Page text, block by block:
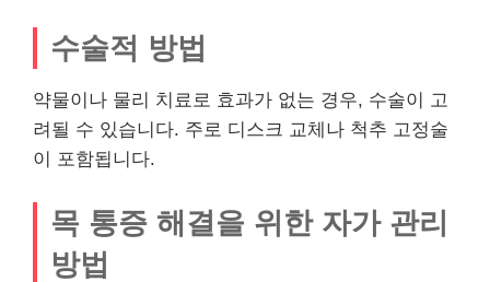
수술적 방법
약물이나 물리 치료로 효과가 없는 경우, 수술이 고
려될 수 있습니다. 주로 디스크 교체나 척추 고정술
이 포함됩니다.
목 통증 해결을 위한 자가 관리
방법